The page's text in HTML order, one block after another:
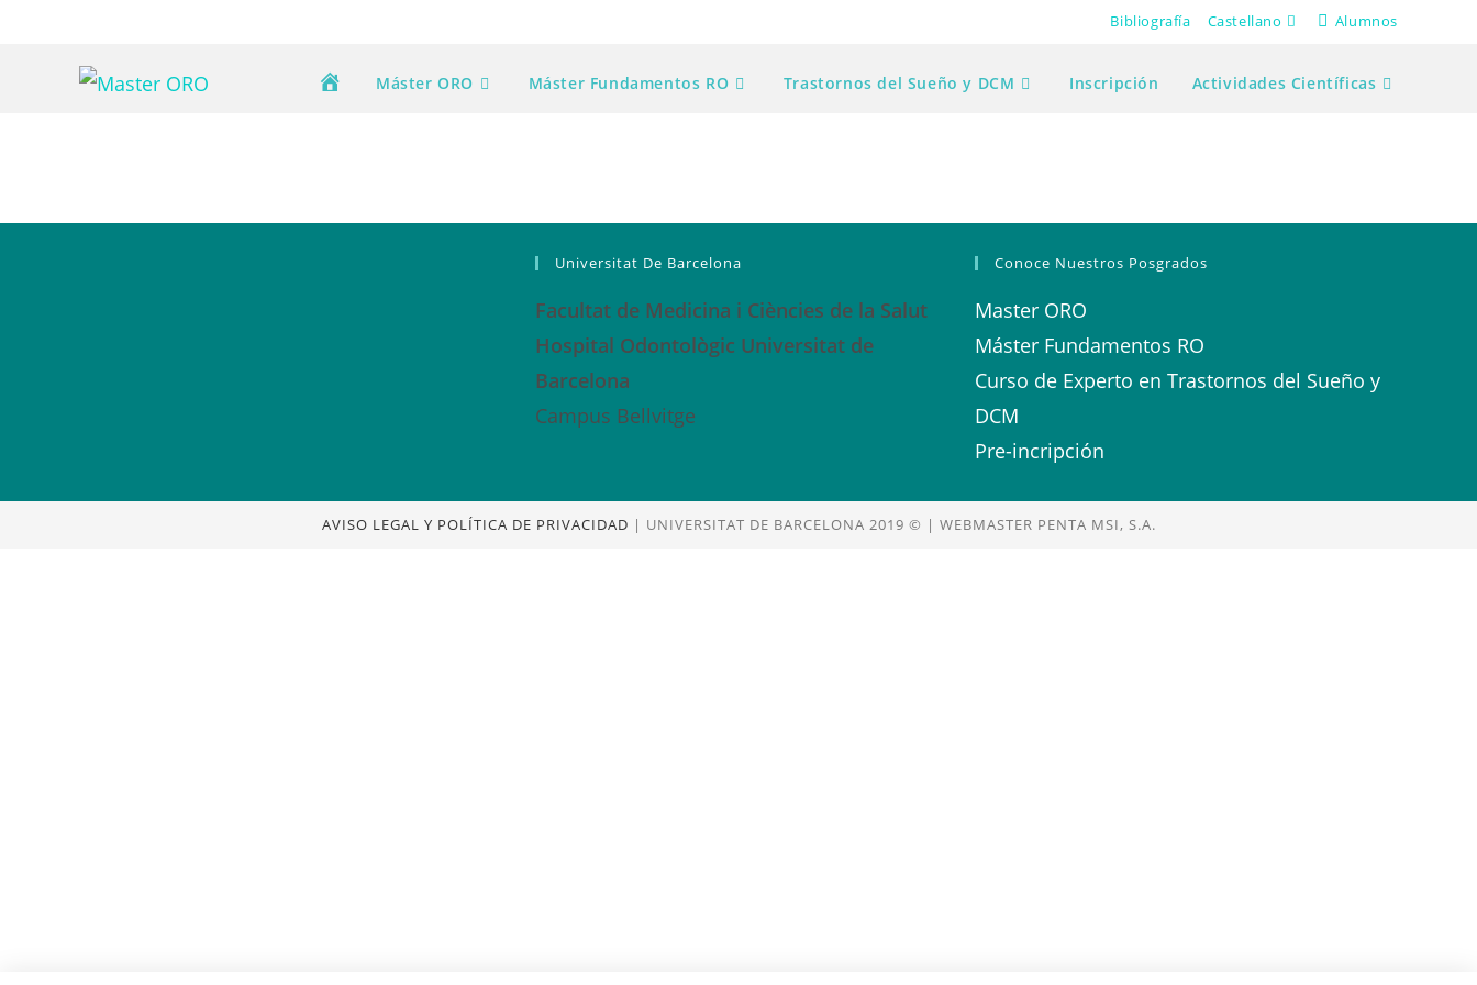
Bibliografía Castellano Alumnos
Máster ORO Máster Fundamentos RO Trastornos del Sueño y DCM Inscripción Actividades Científicas
Universitat De Barcelona
Facultat de Medicina i Ciències de la Salut
Hospital Odontològic Universitat de
Barcelona
Campus Bellvitge
Conoce Nuestros Posgrados
Master ORO
Máster Fundamentos RO
Curso de Experto en Trastornos del Sueño y
DCM
Pre-incripción
AVISO LEGAL Y POLÍTICA DE PRIVACIDAD | UNIVERSITAT DE BARCELONA 2019 © | WEBMASTER PENTA MSI, S.A.